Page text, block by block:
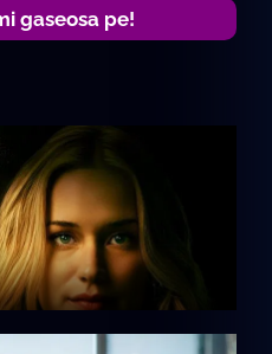
gaseosa pe!